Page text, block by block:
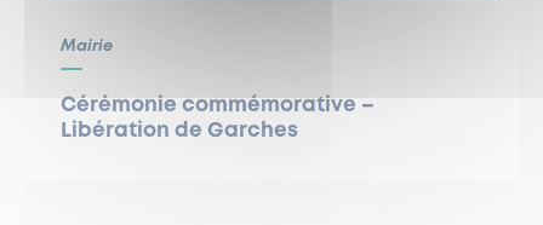
Mairie
Cérémonie commémorative –
Libération de Garches